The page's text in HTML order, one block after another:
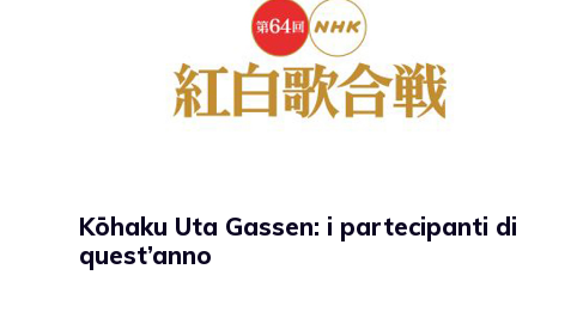
Kōhaku Uta Gassen: i partecipanti di
quest’anno